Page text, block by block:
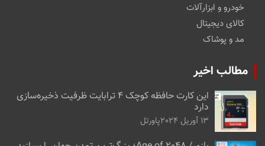
خودرو و ابزارآلات
کالای دیجیتال
مد و پوشاک
مطالب اخیر
این کارت حافظه کوچک ۴ ترابایت ظرفیت ذخیره‌سازی
دارد
13 آوریل 2024 پاورتل